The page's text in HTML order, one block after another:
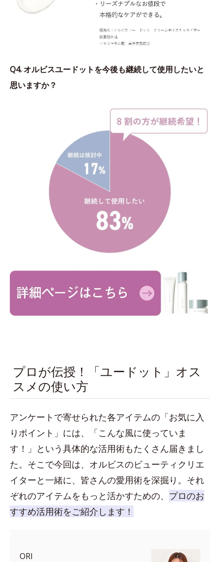
Q4. オルビスユードットを今後も継続して使用したいと
思いますか？
プロが伝授！「ユードット」オス
スメの使い方
アンケートで寄せられた各アイテムの「お気に入
りポイント」には、「こんな風に使っていま
す！」という具体的な活用術もたくさん届きまし
た。そこで今回は、オルビスのビューティクリエ
イターと一緒に、皆さんの愛用術を深掘り。それ
ぞれのアイテムをもっと活かすための、 プロのお
すすめ活用術をご紹介します！
ORI